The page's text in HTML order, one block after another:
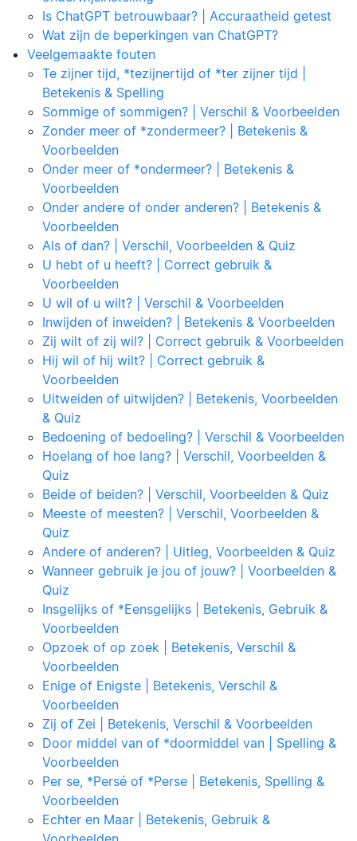
Is ChatGPT betrouwbaar? | Accuraatheid getest
Wat zijn de beperkingen van ChatGPT?
Veelgemaakte fouten
Te zijner tijd, *tezijnertijd of *ter zijner tijd |
Betekenis & Spelling
Sommige of sommigen? | Verschil & Voorbeelden
Zonder meer of *zondermeer? | Betekenis &
Voorbeelden
Onder meer of *ondermeer? | Betekenis &
Voorbeelden
Onder andere of onder anderen? | Betekenis &
Voorbeelden
Als of dan? | Verschil, Voorbeelden & Quiz
U hebt of u heeft? | Correct gebruik &
Voorbeelden
U wil of u wilt? | Verschil & Voorbeelden
Inwijden of inweiden? | Betekenis & Voorbeelden
Zij wilt of zij wil? | Correct gebruik & Voorbeelden
Hij wil of hij wilt? | Correct gebruik &
Voorbeelden
Uitweiden of uitwijden? | Betekenis, Voorbeelden
& Quiz
Bedoening of bedoeling? | Verschil & Voorbeelden
Hoelang of hoe lang? | Verschil, Voorbeelden &
Quiz
Beide of beiden? | Verschil, Voorbeelden & Quiz
Meeste of meesten? | Verschil, Voorbeelden &
Quiz
Andere of anderen? | Uitleg, Voorbeelden & Quiz
Wanneer gebruik je jou of jouw? | Voorbeelden &
Quiz
Insgelijks of *Eensgelijks | Betekenis, Gebruik &
Voorbeelden
Opzoek of op zoek | Betekenis, Verschil &
Voorbeelden
Enige of Enigste | Betekenis, Verschil &
Voorbeelden
Zij of Zei | Betekenis, Verschil & Voorbeelden
Door middel van of *doormiddel van | Spelling &
Voorbeelden
Per se, *Persé of *Perse | Betekenis, Spelling &
Voorbeelden
Echter en Maar | Betekenis, Gebruik &